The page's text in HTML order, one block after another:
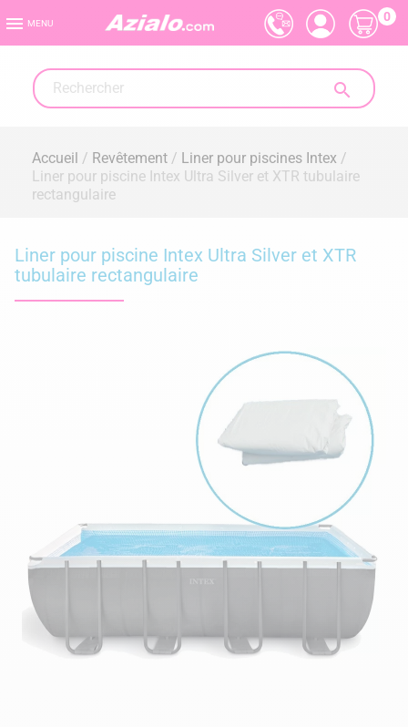
 MENU

0
Accueil Revêtement
Liner pour piscines Intex
Liner pour piscine Intex Ultra Silver et XTR tubulaire
rectangulaire
Liner pour piscine Intex Ultra Silver et XTR
tubulaire rectangulaire